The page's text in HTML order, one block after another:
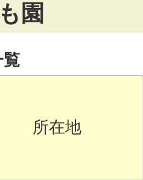
園
所在地